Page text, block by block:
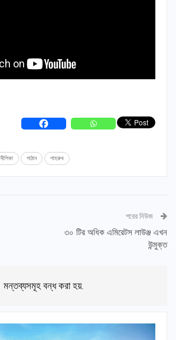
দীপিকা পাঠান শাহরুখ
পরের নিউজ
৩০ টির অধিক এমিরেটস লাউঞ্জ এখন
উন্মুক্ত
মন্তব্যসমূহ বন্ধ করা হয়.